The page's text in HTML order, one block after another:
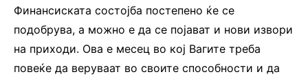
Финансиската состојба постепено ќе се
подобрува, а можно е да се појават и нови извори
на приходи. Ова е месец во кој Вагите треба
повеќе да веруваат во своите способности и да